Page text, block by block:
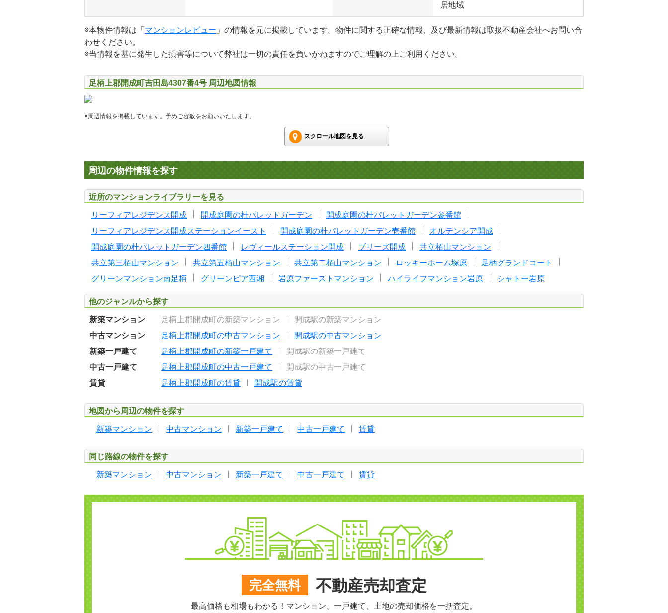
居地域
※本物件情報は「 マンションレビュー 」の情報を元に掲載しています。物件に関する正確な情報、及び最新情報は取扱不動産会社へお問い合
わせください。
※当情報を基に発生した損害等について弊社は一切の責任を負いかねますのでご理解の上ご利用ください。
足柄上郡開成町吉田島4307番4号 周辺地図情報
※周辺情報を掲載しています。予めご容赦をお願いいたします。
スクロール地図を見る
周辺の物件情報を探す
近所のマンションライブラリーを見る
リーフィアレジデンス開成 開成庭園の杜パレットガーデン
開成庭園の杜パレットガーデン参番館
リーフィアレジデンス開成ステーションイースト
開成庭園の杜パレットガーデン壱番館
オルテンシア開成
開成庭園の杜パレットガーデン四番館
レヴィールステーション開成 ブリーズ開成
共立栢山マンション
共立第三栢山マンション
共立第五栢山マンション 共立第二栢山マンション ロッキーホーム塚原
足柄グランドコート
グリーンマンション南足柄
グリーンピア西湘 岩原ファーストマンション ハイライフマンション岩原 シャトー岩原
他のジャンルから探す
新築マンション 足柄上郡開成町の新築マンション
開成駅の新築マンション
中古マンション
足柄上郡開成町の中古マンション
開成駅の中古マンション
新築一戸建て
足柄上郡開成町の新築一戸建て
開成駅の新築一戸建て
中古一戸建て
足柄上郡開成町の中古一戸建て
開成駅の中古一戸建て
賃貸
足柄上郡開成町の賃貸 開成駅の賃貸
地図から周辺の物件を探す
新築マンション 中古マンション 新築一戸建て 中古一戸建て 賃貸
同じ路線の物件を探す
新築マンション 中古マンション 新築一戸建て 中古一戸建て 賃貸
完全無料 不動産売却査定
最高価格も相場もわかる！マンション、一戸建て、土地の売却価格を一括査定。